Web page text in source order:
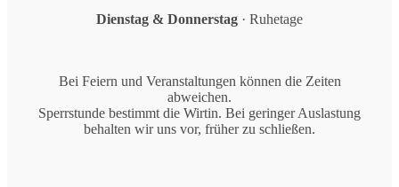
Dienstag & Donnerstag · Ruhetage
Bei Feiern und Veranstaltungen können die Zeiten
abweichen.
Sperrstunde bestimmt die Wirtin. Bei geringer Auslastung
behalten wir uns vor, früher zu schließen.